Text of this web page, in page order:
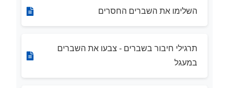
השלימו את השברים החסרים
תרגילי חיבור בשברים - צבעו את השברים
במעגל